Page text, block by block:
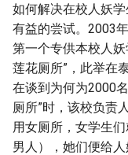
如何解决在校人妖
有益的尝试。2003
第一个专供本校人妖
莲花厕所”，此举在
在谈到为何为2000
厕所”时，该校负责
用女厕所，女学生
男人），她们便给